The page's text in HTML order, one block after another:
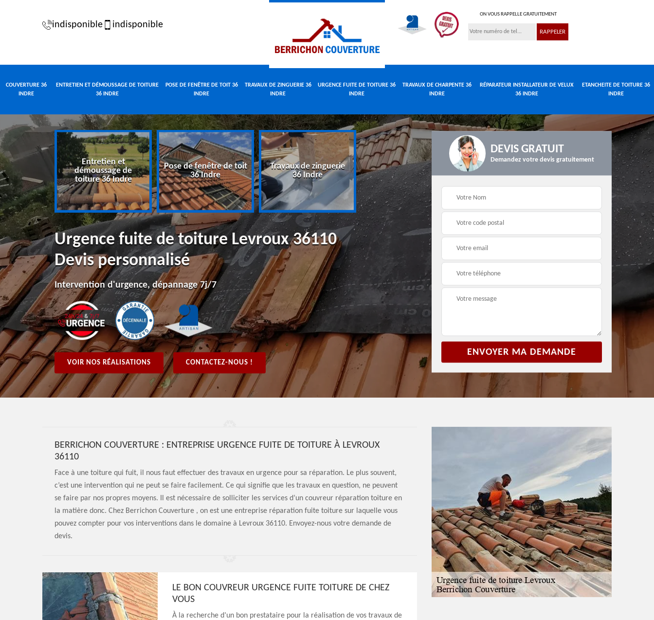
indisponible indisponible
ON VOUS RAPPELLE GRATUITEMENT
COUVERTURE 36
INDRE
ENTRETIEN ET DÉMOUSSAGE DE TOITURE
36 INDRE
POSE DE FENÊTRE DE TOIT 36
INDRE
TRAVAUX DE ZINGUERIE 36
INDRE
URGENCE FUITE DE TOITURE 36
INDRE
TRAVAUX DE CHARPENTE 36
INDRE
RÉPARATEUR INSTALLATEUR DE VELUX
36 INDRE
ETANCHEITE DE TOITURE 36
INDRE
36 Indre
Entretien et
démoussage de
toiture 36 Indre
Pose de fenêtre de toit
36 Indre
Travaux de zinguerie
36 Indre
Urgence fuite de
toiture 36 Indre
Travaux de charpente
36 Indre
Réparateur
installateur de velux
36 Indre
Urgence fuite de toiture Levroux 36110
Devis personnalisé
Intervention d'urgence, dépannage 7j/7
VOIR NOS RÉALISATIONS CONTACTEZ-NOUS !
DEVIS GRATUIT
Demandez votre devis gratuitement
BERRICHON COUVERTURE : ENTREPRISE URGENCE FUITE DE TOITURE À LEVROUX
36110
Face à une toiture qui fuit, il nous faut effectuer des travaux en urgence pour sa réparation. Le plus souvent,
c’est une intervention qui ne peut se faire facilement. Ce qui signifie que les travaux en question, ne peuvent
se faire par nos propres moyens. Il est nécessaire de solliciter les services d’un couvreur réparation toiture en
la matière donc. Chez Berrichon Couverture , on est une entreprise réparation fuite toiture sur laquelle vous
pouvez compter pour vos interventions dans le domaine à Levroux 36110. Envoyez-nous votre demande de
devis.
LE BON COUVREUR URGENCE FUITE TOITURE DE CHEZ
VOUS
À la recherche d’un bon prestataire pour la réalisation de vos travaux de